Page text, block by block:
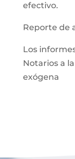
efectivo.
Reporte de
Los
Notarios a
exógena